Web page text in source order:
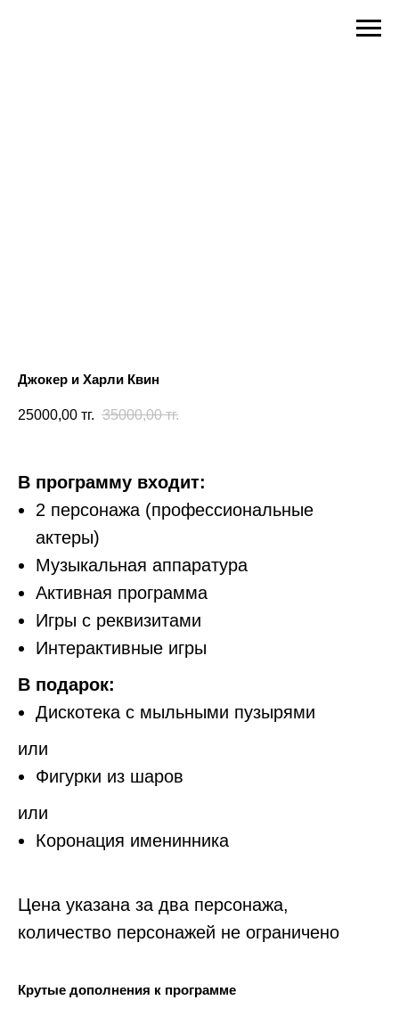
Джокер и Харли Квин
25000,00 тг. 35000,00 тг.
В программу входит:
2 персонажа (профессиональные
актеры)
Музыкальная аппаратура
Активная программа
Игры с реквизитами
Интерактивные игры
В подарок:
Дискотека с мыльными пузырями
или
Фигурки из шаров
или
Коронация именинника
Цена указана за два персонажа,
количество персонажей не ограничено
Крутые дополнения к программе